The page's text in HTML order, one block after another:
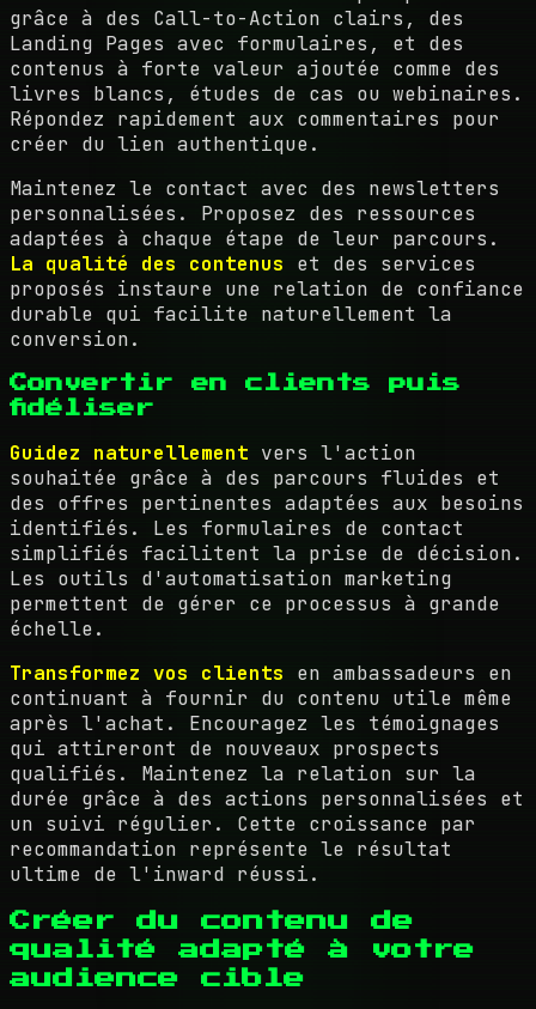
grâce à des Call-to-Action clairs, des
Landing Pages avec formulaires, et des
contenus à forte valeur ajoutée comme des
livres blancs, études de cas ou webinaires.
Répondez rapidement aux commentaires pour
créer du lien authentique.
Maintenez le contact avec des newsletters
personnalisées. Proposez des ressources
adaptées à chaque étape de leur parcours.
La qualité des contenus et des services
proposés instaure une relation de confiance
durable qui facilite naturellement la
conversion.
Convertir en clients puis
fidéliser
Guidez naturellement vers l'action
souhaitée grâce à des parcours fluides et
des offres pertinentes adaptées aux besoins
identifiés. Les formulaires de contact
simplifiés facilitent la prise de décision.
Les outils d'automatisation marketing
permettent de gérer ce processus à grande
échelle.
Transformez vos clients en ambassadeurs en
continuant à fournir du contenu utile même
après l'achat. Encouragez les témoignages
qui attireront de nouveaux prospects
qualifiés. Maintenez la relation sur la
durée grâce à des actions personnalisées et
un suivi régulier. Cette croissance par
recommandation représente le résultat
ultime de l'inward réussi.
Créer du contenu de
qualité adapté à votre
audience cible